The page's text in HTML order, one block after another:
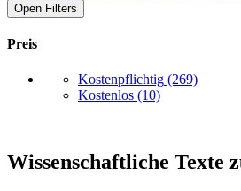
Open Filters
Preis
Kostenpflichtig (269)
Kostenlos (10)
Wissenschaftliche Texte